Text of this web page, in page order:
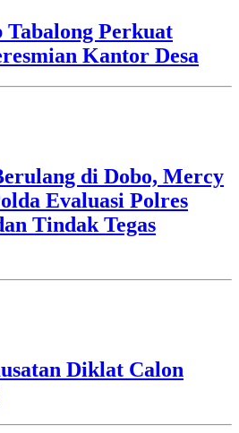
Perkuat
Kantor Desa
di Dobo, Mercy
Evaluasi Polres
Tindak Tegas
Diklat Calon